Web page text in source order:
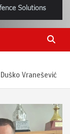
Vranešević